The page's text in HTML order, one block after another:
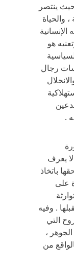
ينتصر
والحياة
هو
رجال
.
يعرف
باتخاذ
على
. وفيه
التي
،
من